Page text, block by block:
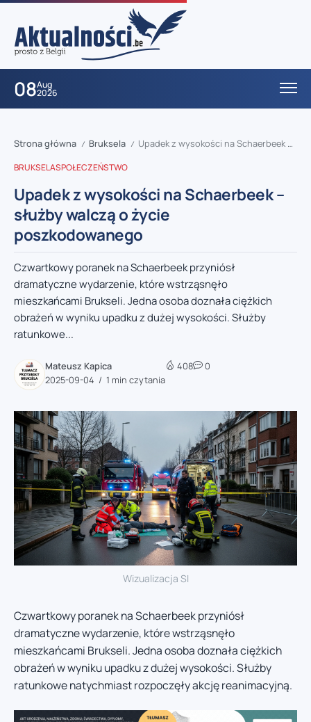
08Aug
2026
Strona główna / Bruksela / Upadek z wysokości na Schaerbeek – służby walczą o życie poszkodowanego
BRUKSELASPOŁECZEŃSTWO
Upadek z wysokości na Schaerbeek –
służby walczą o życie
poszkodowanego
Czwartkowy poranek na Schaerbeek przyniósł
dramatyczne wydarzenie, które wstrząsnęło
mieszkańcami Brukseli. Jedna osoba doznała ciężkich
obrażeń w wyniku upadku z dużej wysokości. Służby
ratunkowe...
Mateusz Kapica
2025-09-04
1 min czytania
408 0
Wizualizacja SI
Czwartkowy poranek na Schaerbeek przyniósł
dramatyczne wydarzenie, które wstrząsnęło
mieszkańcami Brukseli. Jedna osoba doznała ciężkich
obrażeń w wyniku upadku z dużej wysokości. Służby
ratunkowe natychmiast rozpoczęły akcję reanimacyjną.